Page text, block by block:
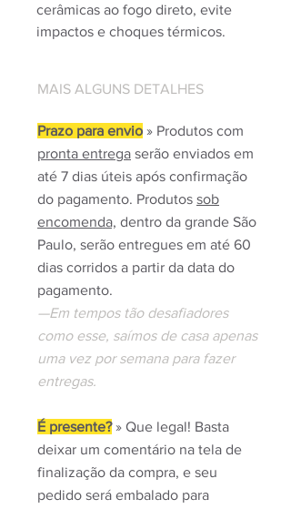
cerâmicas ao fogo direto, evite
impactos e choques térmicos.
MAIS ALGUNS DETALHES
Prazo para envio » Produtos com
pronta entrega serão enviados em
até 7 dias úteis após confirmação
do pagamento. Produtos sob
encomenda, dentro da grande São
Paulo, serão entregues em até 60
dias corridos a partir da data do
pagamento.
—Em tempos tão desafiadores
como esse, saímos de casa apenas
uma vez por semana para fazer
entregas.
É presente?» Que legal! Basta
deixar um comentário na tela de
finalização da compra, e seu
pedido será embalado para